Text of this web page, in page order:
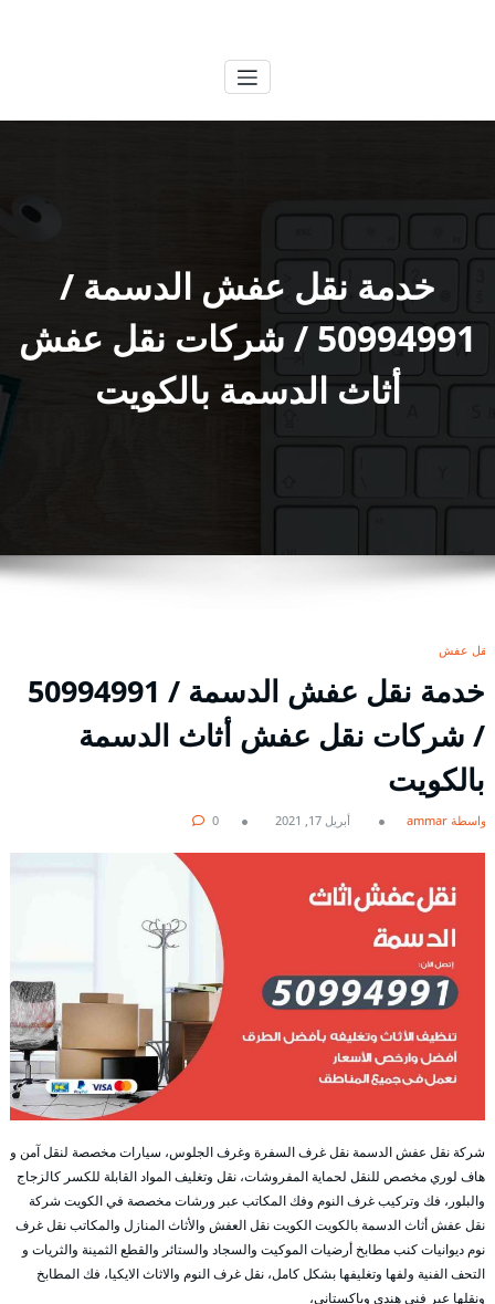
خدمة نقل عفش الدسمة /
50994991 / شركات نقل عفش
أثاث الدسمة بالكويت
نقل عفش
خدمة نقل عفش الدسمة / 50994991
/ شركات نقل عفش أثاث الدسمة
بالكويت
بواسطة ammar أبريل 17, 2021 0
شركة نقل عفش الدسمة نقل غرف السفرة وغرف الجلوس، سيارات مخصصة لنقل آمن و
هاف لوري مخصص للنقل لحماية المفروشات، نقل وتغليف المواد القابلة للكسر كالزجاج
والبلور، فك وتركيب غرف النوم وفك المكاتب عبر ورشات مخصصة في الكويت شركة
نقل عفش أثاث الدسمة بالكويت الكويت نقل العفش والأثاث المنازل والمكاتب نقل غرف
نوم ديوانيات كنب مطابخ أرضيات الموكيت والسجاد والستائر والقطع الثمينة والثريات و
التحف الفنية ولفها وتغليفها بشكل كامل، نقل غرف النوم والاثاث الايكيا، فك المطابخ
ونقلها عبر فني هندي وباكستاني،